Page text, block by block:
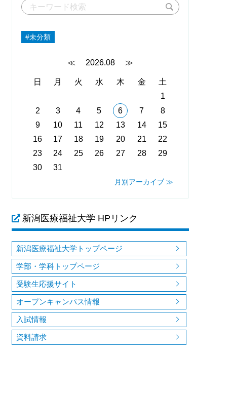
#未分類
≪ 2026.08 ≫
日 月 火 水 木 金
土
1
2
3 4 5 6 7
8
9
10 11 12 13 14
15
16
17 18 19 20 21
22
23
24 25 26 27 28
29
30
31
月別アーカイブ ≫
新潟医療福祉大学 HPリンク
新潟医療福祉大学トップページ
学部・学科トップページ
受験生応援サイト
オープンキャンパス情報
入試情報
資料請求